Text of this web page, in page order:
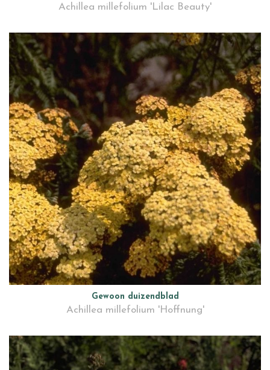
Achillea millefolium 'Lilac Beauty'
Gewoon duizendblad
Achillea millefolium 'Hoffnung'